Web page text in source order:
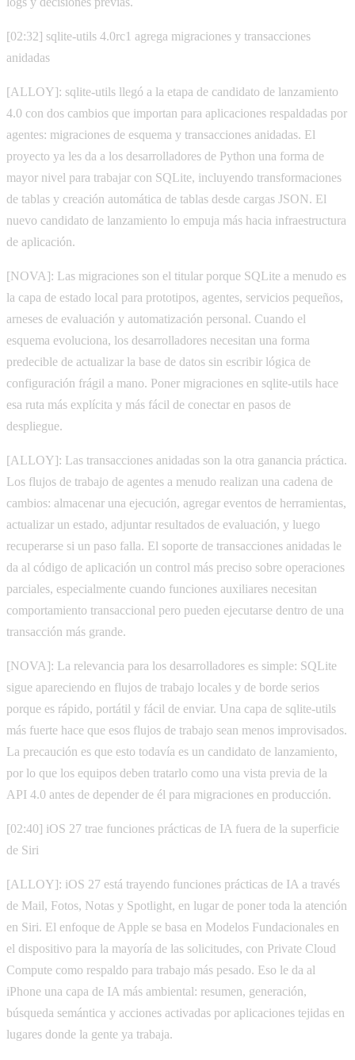
[02:32] sqlite-utils 4.0rc1 agrega migraciones y transacciones
anidadas
[ALLOY]: sqlite-utils llegó a la etapa de candidato de lanzamiento
4.0 con dos cambios que importan para aplicaciones respaldadas por
agentes: migraciones de esquema y transacciones anidadas. El
proyecto ya les da a los desarrolladores de Python una forma de
mayor nivel para trabajar con SQLite, incluyendo transformaciones
de tablas y creación automática de tablas desde cargas JSON. El
nuevo candidato de lanzamiento lo empuja más hacia infraestructura
de aplicación.
[NOVA]: Las migraciones son el titular porque SQLite a menudo es
la capa de estado local para prototipos, agentes, servicios pequeños,
arneses de evaluación y automatización personal. Cuando el
esquema evoluciona, los desarrolladores necesitan una forma
predecible de actualizar la base de datos sin escribir lógica de
configuración frágil a mano. Poner migraciones en sqlite-utils hace
esa ruta más explícita y más fácil de conectar en pasos de
despliegue.
[ALLOY]: Las transacciones anidadas son la otra ganancia práctica.
Los flujos de trabajo de agentes a menudo realizan una cadena de
cambios: almacenar una ejecución, agregar eventos de herramientas,
actualizar un estado, adjuntar resultados de evaluación, y luego
recuperarse si un paso falla. El soporte de transacciones anidadas le
da al código de aplicación un control más preciso sobre operaciones
parciales, especialmente cuando funciones auxiliares necesitan
comportamiento transaccional pero pueden ejecutarse dentro de una
transacción más grande.
[NOVA]: La relevancia para los desarrolladores es simple: SQLite
sigue apareciendo en flujos de trabajo locales y de borde serios
porque es rápido, portátil y fácil de enviar. Una capa de sqlite-utils
más fuerte hace que esos flujos de trabajo sean menos improvisados.
La precaución es que esto todavía es un candidato de lanzamiento,
por lo que los equipos deben tratarlo como una vista previa de la
API 4.0 antes de depender de él para migraciones en producción.
[02:40] iOS 27 trae funciones prácticas de IA fuera de la superficie
de Siri
[ALLOY]: iOS 27 está trayendo funciones prácticas de IA a través
de Mail, Fotos, Notas y Spotlight, en lugar de poner toda la atención
en Siri. El enfoque de Apple se basa en Modelos Fundacionales en
el dispositivo para la mayoría de las solicitudes, con Private Cloud
Compute como respaldo para trabajo más pesado. Eso le da al
iPhone una capa de IA más ambiental: resumen, generación,
búsqueda semántica y acciones activadas por aplicaciones tejidas en
lugares donde la gente ya trabaja.